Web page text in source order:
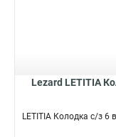
Lezard LETITIA
LETITIA Колодка с/з 6